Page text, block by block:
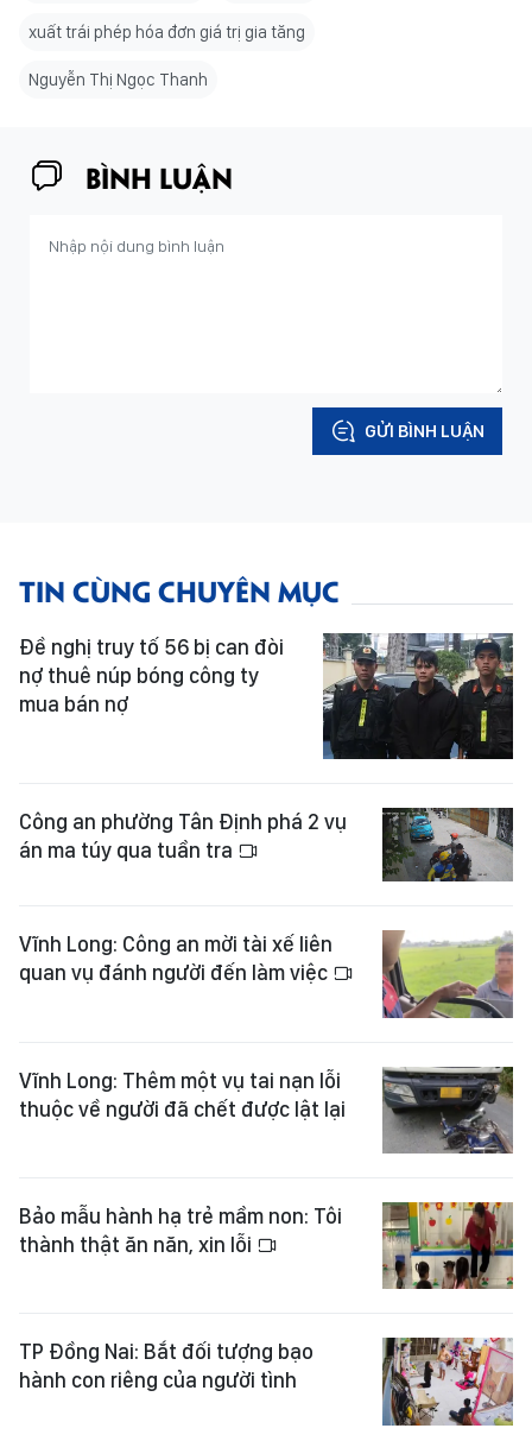
xuất trái phép hóa đơn giá trị gia tăng
Nguyễn Thị Ngọc Thanh
BÌNH LUẬN
GỬI BÌNH LUẬN
TIN CÙNG CHUYÊN MỤC
Đề nghị truy tố 56 bị can đòi
nợ thuê núp bóng công ty
mua bán nợ
Công an phường Tân Định phá 2 vụ
án ma túy qua tuần tra
Vĩnh Long: Công an mời tài xế liên
quan vụ đánh người đến làm việc
Vĩnh Long: Thêm một vụ tai nạn lỗi
thuộc về người đã chết được lật lại
Bảo mẫu hành hạ trẻ mầm non: Tôi
thành thật ăn năn, xin lỗi
TP Đồng Nai: Bắt đối tượng bạo
hành con riêng của người tình